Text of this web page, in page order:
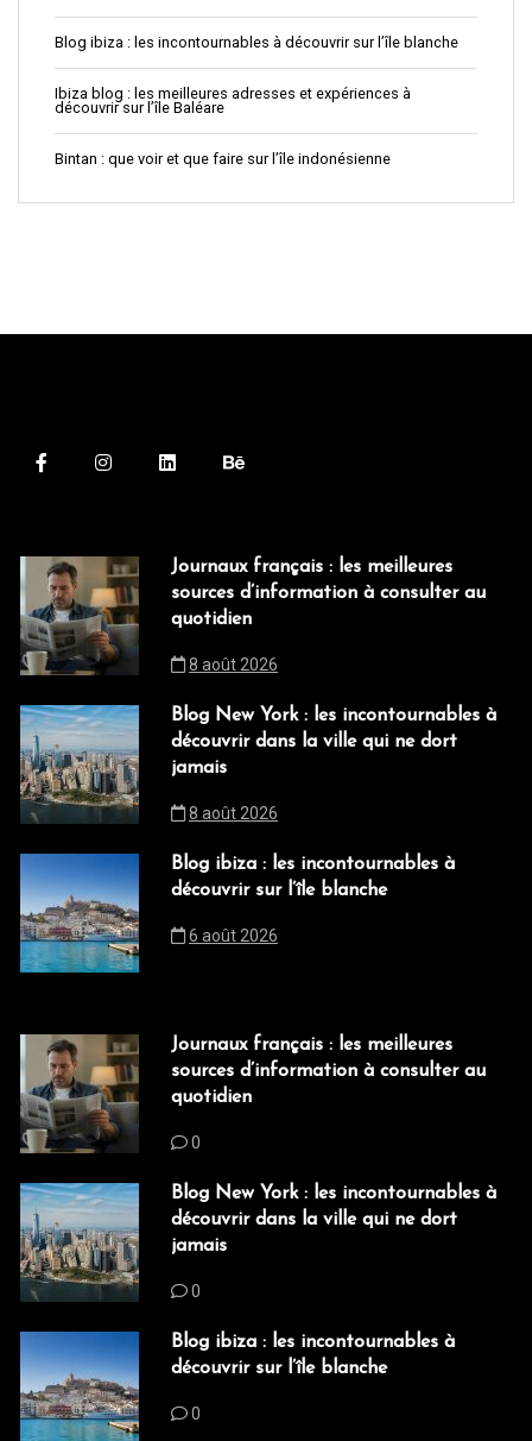
Blog ibiza : les incontournables à découvrir sur l’île blanche
Ibiza blog : les meilleures adresses et expériences à
découvrir sur l’île Baléare
Bintan : que voir et que faire sur l’île indonésienne
Journaux français : les meilleures
sources d’information à consulter au
quotidien
8 août 2026
Blog New York : les incontournables à
découvrir dans la ville qui ne dort
jamais
8 août 2026
Blog ibiza : les incontournables à
découvrir sur l’île blanche
6 août 2026
Journaux français : les meilleures
sources d’information à consulter au
quotidien
0
Blog New York : les incontournables à
découvrir dans la ville qui ne dort
jamais
0
Blog ibiza : les incontournables à
découvrir sur l’île blanche
0